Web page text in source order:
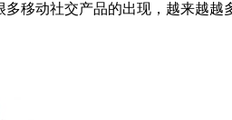
移动社交产品的出现，越来越